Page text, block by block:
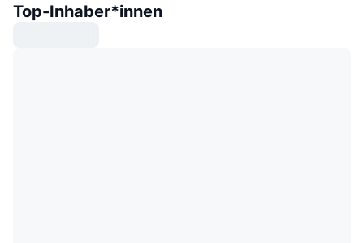
Top-Inhaber*innen